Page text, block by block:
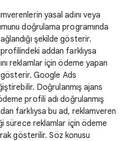
yasal adını veya
doğrulama programında
şekilde gösterir.
addan farklıysa
reklamlar için ödeme yapan
gösterir. Google Ads
Doğrulanmış ajans
profili adı doğrulanmış
farklıysa bu ad, reklamveren
sürece reklamlar için ödeme
gösterilir. Söz konusu